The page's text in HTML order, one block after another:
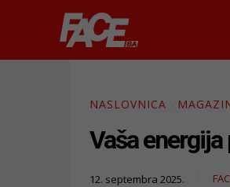
NASLOVNICA
Vaša
12. septembra 2025.